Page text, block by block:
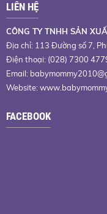
LIÊN HỆ
CÔNG TY TNHH SẢN
Địa chỉ: 113 Đường số 7,
Điện thoại: (028) 7300
Email:
Website:
FACEBOOK